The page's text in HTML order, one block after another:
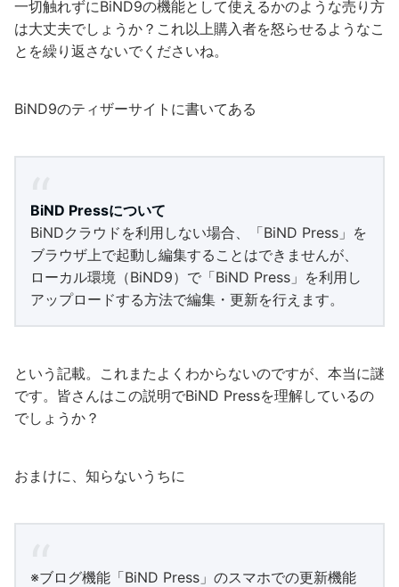
一切触れずにBiND9の機能として使えるかのような売り方
は大丈夫でしょうか？これ以上購入者を怒らせるようなこ
とを繰り返さないでくださいね。
BiND9のティザーサイトに書いてある
BiND Pressについて
BiNDクラウドを利用しない場合、「BiND Press」を
ブラウザ上で起動し編集することはできませんが、
ローカル環境（BiND9）で「BiND Press」を利用し
アップロードする方法で編集・更新を行えます。
という記載。これまたよくわからないのですが、本当に謎
です。皆さんはこの説明でBiND Pressを理解しているの
でしょうか？
おまけに、知らないうちに
※ブログ機能「BiND Press」のスマホでの更新機能